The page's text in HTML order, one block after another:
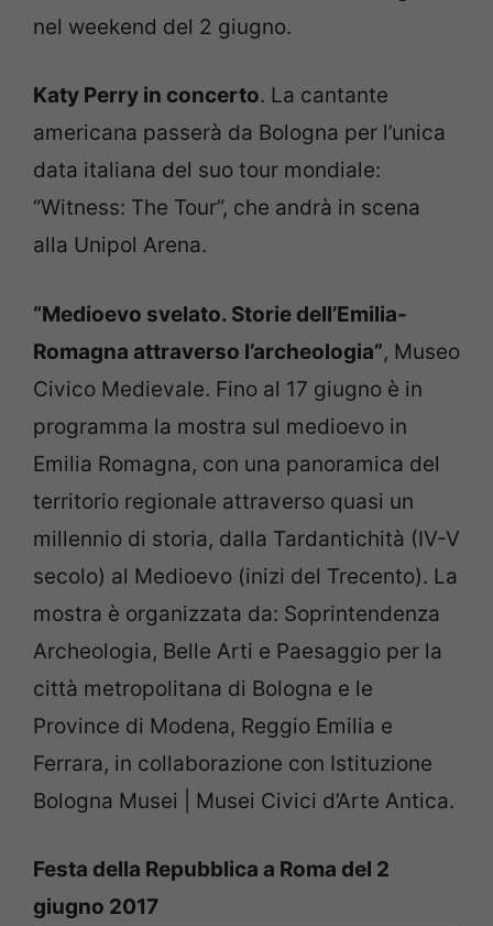
nel weekend del 2 giugno.
Katy Perry in concerto. La cantante
americana passerà da Bologna per l’unica
data italiana del suo tour mondiale:
“Witness: The Tour”, che andrà in scena
alla Unipol Arena.
“Medioevo svelato. Storie dell’Emilia-
Romagna attraverso l’archeologia”, Museo
Civico Medievale. Fino al 17 giugno è in
programma la mostra sul medioevo in
Emilia Romagna, con una panoramica del
territorio regionale attraverso quasi un
millennio di storia, dalla Tardantichità (IV-V
secolo) al Medioevo (inizi del Trecento). La
mostra è organizzata da: Soprintendenza
Archeologia, Belle Arti e Paesaggio per la
città metropolitana di Bologna e le
Province di Modena, Reggio Emilia e
Ferrara, in collaborazione con Istituzione
Bologna Musei | Musei Civici d’Arte Antica.
Festa della Repubblica a Roma del 2
giugno 2017